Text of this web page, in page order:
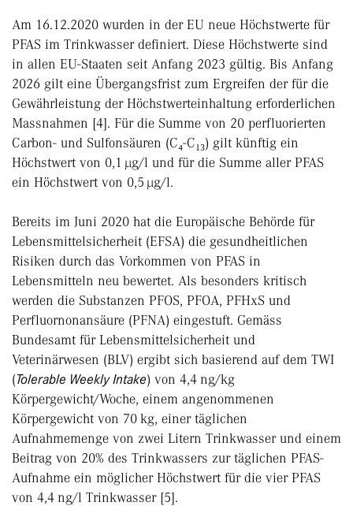
Am 16.12.2020 wurden in der EU neue Höchstwerte für
PFAS im Trinkwasser definiert. Diese Höchstwerte sind
in allen EU-Staaten seit Anfang 2023 gültig. Bis Anfang
2026 gilt eine Übergangsfrist zum Ergreifen der für die
Gewährleistung der Höchstwerteinhaltung erforderlichen
Massnahmen [4]. Für die Summe von 20 perfluorierten
Carbon- und Sulfonsäuren (C₄-C₁₃) gilt künftig ein
Höchstwert von 0,1 µg/l und für die Summe aller PFAS
ein Höchstwert von 0,5 µg/l.
Bereits im Juni 2020 hat die Europäische Behörde für
Lebensmittelsicherheit (EFSA) die gesundheitlichen
Risiken durch das Vorkommen von PFAS in
Lebensmitteln neu bewertet. Als besonders kritisch
werden die Substanzen PFOS, PFOA, PFHxS und
Perfluornonansäure (PFNA) eingestuft. Gemäss
Bundesamt für Lebensmittelsicherheit und
Veterinärwesen (BLV) ergibt sich basierend auf dem TWI
(Tolerable Weekly Intake) von 4,4 ng/kg
Körpergewicht/Woche, einem angenommenen
Körpergewicht von 70 kg, einer täglichen
Aufnahmemenge von zwei Litern Trinkwasser und einem
Beitrag von 20% des Trinkwassers zur täglichen PFAS-
Aufnahme ein möglicher Höchstwert für die vier PFAS
von 4,4 ng/l Trinkwasser [5].